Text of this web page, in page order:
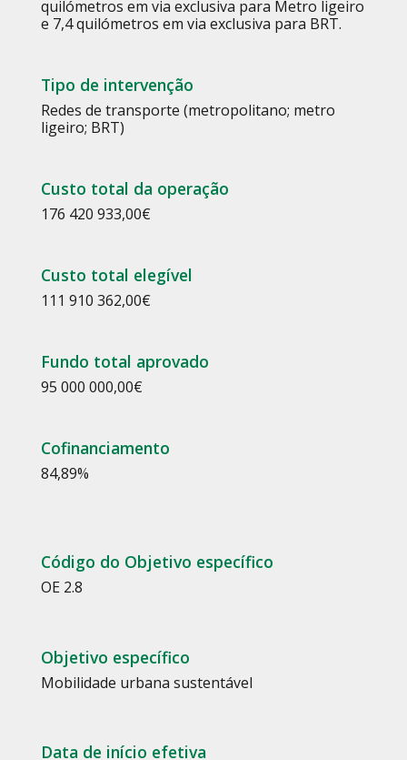
quilómetros em via exclusiva para Metro ligeiro
e 7,4 quilómetros em via exclusiva para BRT.
Tipo de intervenção
Redes de transporte (metropolitano; metro
ligeiro; BRT)
Custo total da operação
176 420 933,00€
Custo total elegível
111 910 362,00€
Fundo total aprovado
95 000 000,00€
Cofinanciamento
84,89%
Código do Objetivo específico
OE 2.8
Objetivo específico
Mobilidade urbana sustentável
Data de início efetiva